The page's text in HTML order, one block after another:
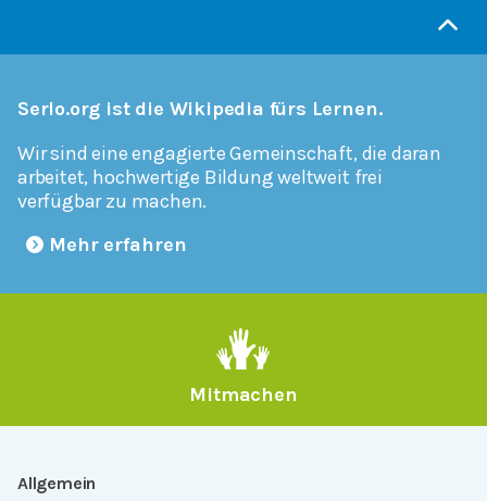
Serlo.org ist die Wikipedia fürs Lernen.
Wir sind eine engagierte Gemeinschaft, die daran
arbeitet, hochwertige Bildung weltweit frei
verfügbar zu machen.
Mehr erfahren
Mitmachen
Allgemein